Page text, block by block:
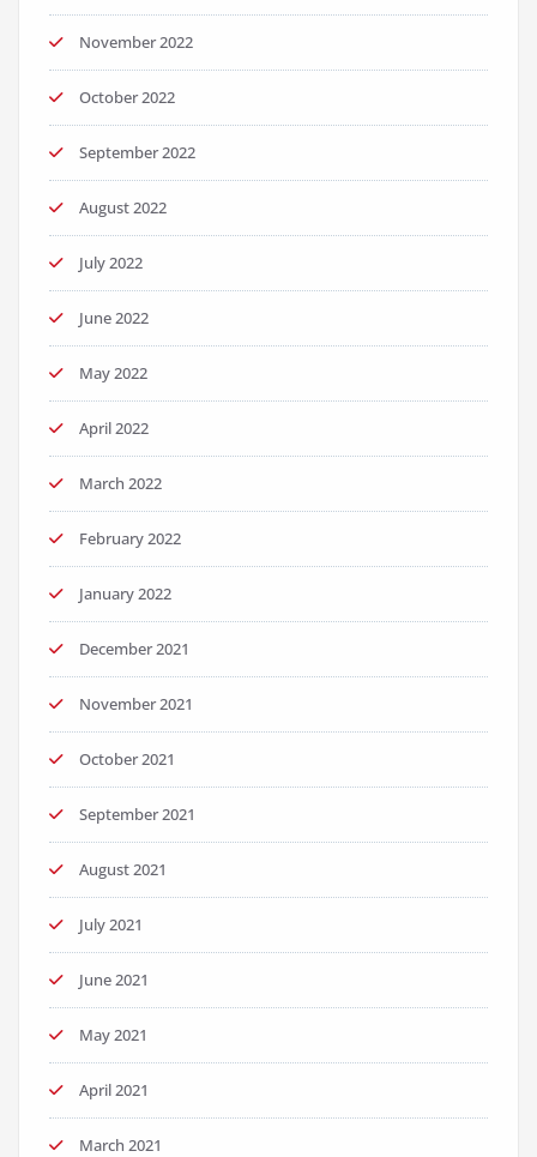
November 2022
October 2022
September 2022
August 2022
July 2022
June 2022
May 2022
April 2022
March 2022
February 2022
January 2022
December 2021
November 2021
October 2021
September 2021
August 2021
July 2021
June 2021
May 2021
April 2021
March 2021